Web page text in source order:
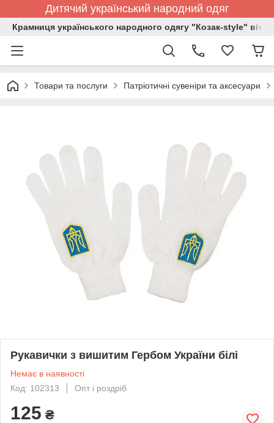
Дитячий український народний одяг
Крамниця українського народного одягу "Козак-style"
Товари та послуги Патріотичні сувеніри та аксесуари
Рукавички з вишитим Гербом України білі
Немає в наявності
Код: 102313
Опт і роздріб
125 ₴